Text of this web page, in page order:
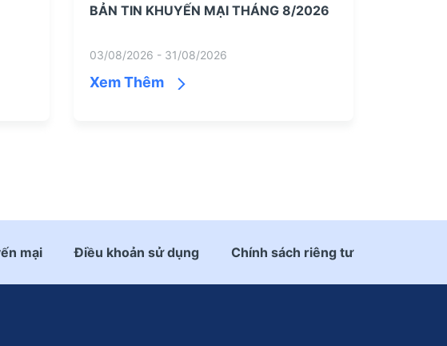
BẢN TIN KHUYẾN MẠI THÁNG 8/2026
03/08/2026 - 31/08/2026
Xem Thêm
mại Điều khoản sử dụng Chính sách riêng tư